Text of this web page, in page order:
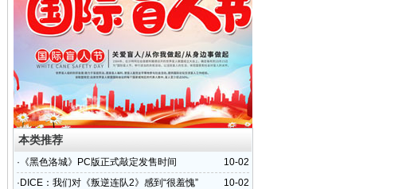
本类推荐
10-02
· 《黑色洛城》PC版正式敲定发售时间
10-02
· DICE：我们对《叛逆连队2》感到“很羞愧”